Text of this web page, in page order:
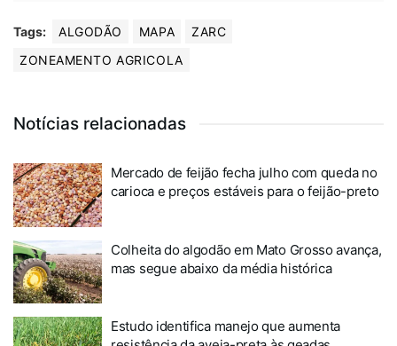
Tags: ALGODÃO MAPA
ZARC
ZONEAMENTO AGRICOLA
Notícias relacionadas
Mercado de feijão fecha julho com queda no
carioca e preços estáveis para o feijão-preto
Colheita do algodão em Mato Grosso avança,
mas segue abaixo da média histórica
Estudo identifica manejo que aumenta